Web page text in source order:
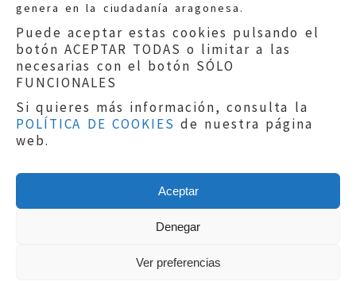
genera en la ciudadanía aragonesa.
Puede aceptar estas cookies pulsando el
botón ACEPTAR TODAS o limitar a las
necesarias con el botón SÓLO
FUNCIONALES
Si quieres más información, consulta la
POLÍTICA DE COOKIES de nuestra página
web.
Aceptar
Denegar
Ver preferencias
Teléfonos:900 210 210/
Aviso legal|Política de privacidad|
Protección de Datos
Política de cookies
Copyright © 2019El Justicia de Aragón|
Sephor Consulting